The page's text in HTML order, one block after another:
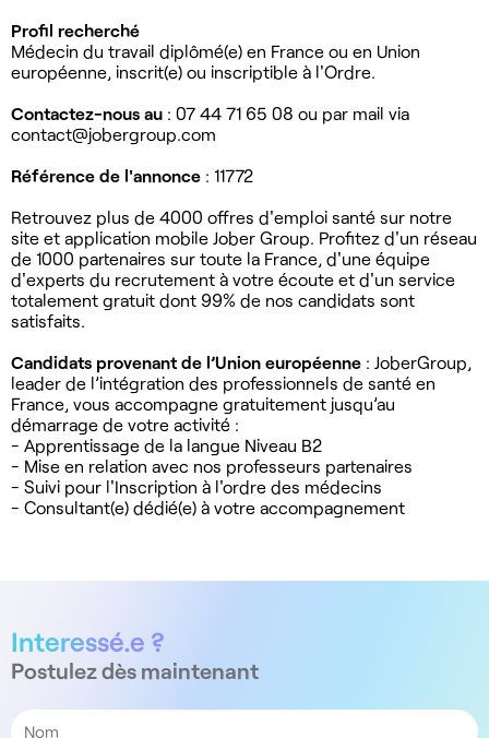
Profil recherché
Médecin du travail diplômé(e) en France ou en Union
européenne, inscrit(e) ou inscriptible à l'Ordre.
Contactez-nous au : 07 44 71 65 08 ou par mail via
contact@jobergroup.com
Référence de l'annonce : 11772
Retrouvez plus de 4000 offres d'emploi santé sur notre
site et application mobile Jober Group. Profitez d'un réseau
de 1000 partenaires sur toute la France, d'une équipe
d'experts du recrutement à votre écoute et d'un service
totalement gratuit dont 99% de nos candidats sont
satisfaits.
Candidats provenant de l’Union européenne : JoberGroup,
leader de l’intégration des professionnels de santé en
France, vous accompagne gratuitement jusqu’au
démarrage de votre activité :
- Apprentissage de la langue Niveau B2
- Mise en relation avec nos professeurs partenaires
- Suivi pour l'Inscription à l'ordre des médecins
- Consultant(e) dédié(e) à votre accompagnement
Interessé.e ?
Postulez dès maintenant